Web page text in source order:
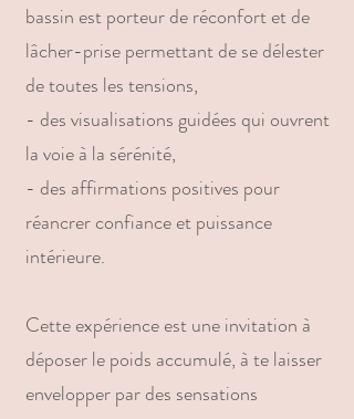
bassin est porteur de réconfort et de
lâcher-prise permettant de se délester
de toutes les tensions,
- des visualisations guidées qui ouvrent
la voie à la sérénité,
- des affirmations positives pour
réancrer confiance et puissance
intérieure.
Cette expérience est une invitation à
déposer le poids accumulé, à te laisser
envelopper par des sensations